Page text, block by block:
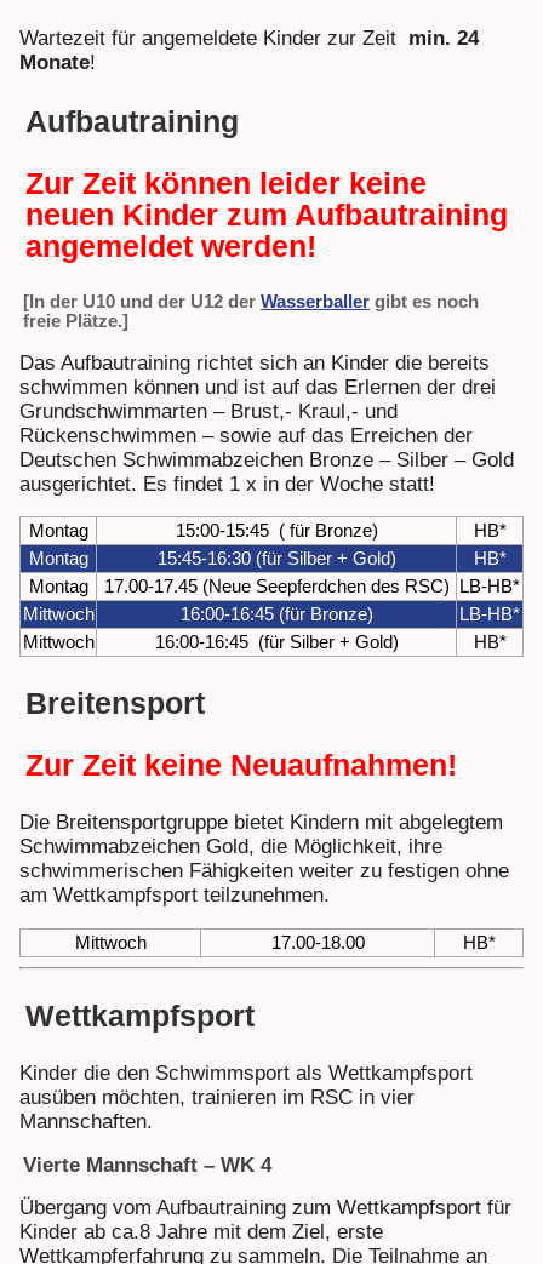
Wartezeit für angemeldete Kinder zur Zeit min. 24
Monate!
Aufbautraining
Zur Zeit können leider keine
neuen Kinder zum Aufbautraining
angemeldet werden!
[In der U10 und der U12 derWasserballer gibt es noch
freie Plätze.]
Das Aufbautraining richtet sich an Kinder die bereits
schwimmen können und ist auf das Erlernen der drei
Grundschwimmarten – Brust,- Kraul,- und
Rückenschwimmen – sowie auf das Erreichen der
Deutschen Schwimmabzeichen Bronze – Silber – Gold
ausgerichtet. Es findet 1 x in der Woche statt!
Montag 15:00-15:45 ( für Bronze)
HB*
Montag
15:45-16:30 (für Silber + Gold)
HB*
Montag
17.00-17.45 (Neue Seepferdchen des RSC)
LB-HB*
Mittwoch
16:00-16:45 (für Bronze)
LB-HB*
Mittwoch
16:00-16:45 (für Silber + Gold) HB*
Breitensport
Zur Zeit keine Neuaufnahmen!
Die Breitensportgruppe bietet Kindern mit abgelegtem
Schwimmabzeichen Gold, die Möglichkeit, ihre
schwimmerischen Fähigkeiten weiter zu festigen ohne
am Wettkampfsport teilzunehmen.
Mittwoch 17.00-18.00 HB*
Wettkampfsport
Kinder die den Schwimmsport als Wettkampfsport
ausüben möchten, trainieren im RSC in vier
Mannschaften.
Vierte Mannschaft – WK 4
Übergang vom Aufbautraining zum Wettkampfsport für
Kinder ab ca.8 Jahre mit dem Ziel, erste
Wettkampferfahrung zu sammeln. Die Teilnahme an